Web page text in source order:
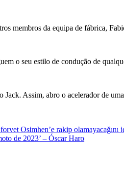
membros da equipa de fábrica,
o seu estilo de condução de
Assim, abro o acelerador de
Osimhen’e rakip olamayacağını
de 2023’ – Óscar Haro